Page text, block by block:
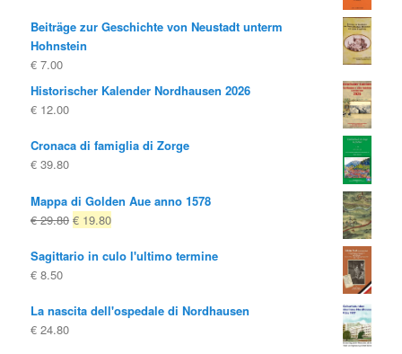
Beiträge zur Geschichte von Neustadt unterm
Hohnstein
€ 7.00
Historischer Kalender Nordhausen 2026
€ 12.00
Cronaca di famiglia di Zorge
€ 39.80
Mappa di Golden Aue anno 1578
€29.80 Il
originale
€ 19.80Il
attuale
Sagittario in culo l'ultimo termine
€ 8.50
La nascita dell'ospedale di Nordhausen
€ 24.80